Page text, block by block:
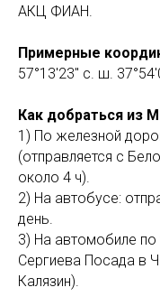
АКЦ ФИАН.
Примерные
57°13′23″ с. ш.
Как добраться из
1) По железной
(отправляется с
около 4 ч).
2) На автобусе:
день.
3) На автомобиле по
Сергиева Посада в
Калязин).